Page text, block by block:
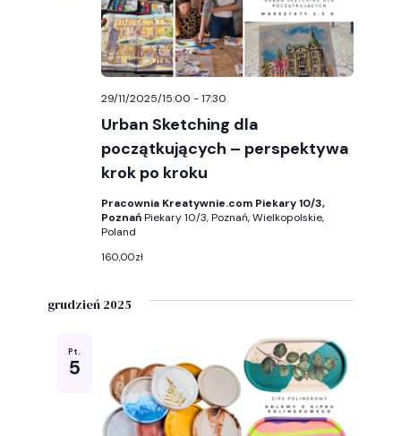
Urban Sketching dla
początkujących – perspektywa
krok po kroku
29/11/2025/15:00 -17:30
Pracownia Kreatywnie.com Piekary 10/3,
PoznańPiekary 10/3, Poznań, Wielkopolskie,
Poland
160,00zł
grudzień 2025
Pt.
5